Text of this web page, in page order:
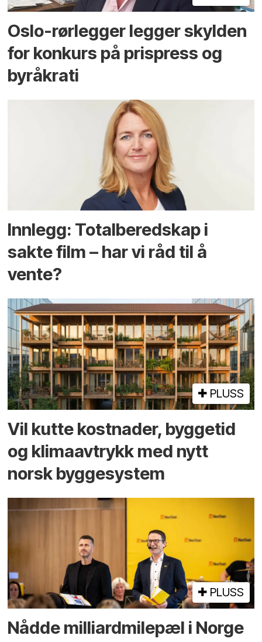
Oslo-rørlegger legger skylden
for konkurs på prispress og
byråkrati
Innlegg: Totalberedskap i
sakte film – har vi råd til å
vente?
PLUSS
Vil kutte kostnader, byggetid
og klima­avtrykk med nytt
norsk bygge­system
PLUSS
Nådde milliard­­milepæl i Norge